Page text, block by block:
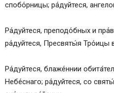
спобо́рницы; ра́дуйтеся,
Ра́дуйтеся, преподо́бных и
ра́дуйтеся, Пресвяты́я Тро́ицы
Ра́дуйтеся, блаже́ннии
Небе́снаго; ра́дуйтеся, со